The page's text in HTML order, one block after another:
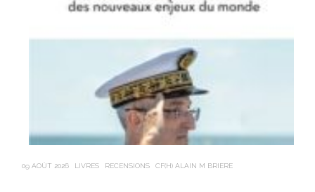
09 AOÛT 2026 LIVRES RECENSIONS CF(H) ALAIN M BRIERE